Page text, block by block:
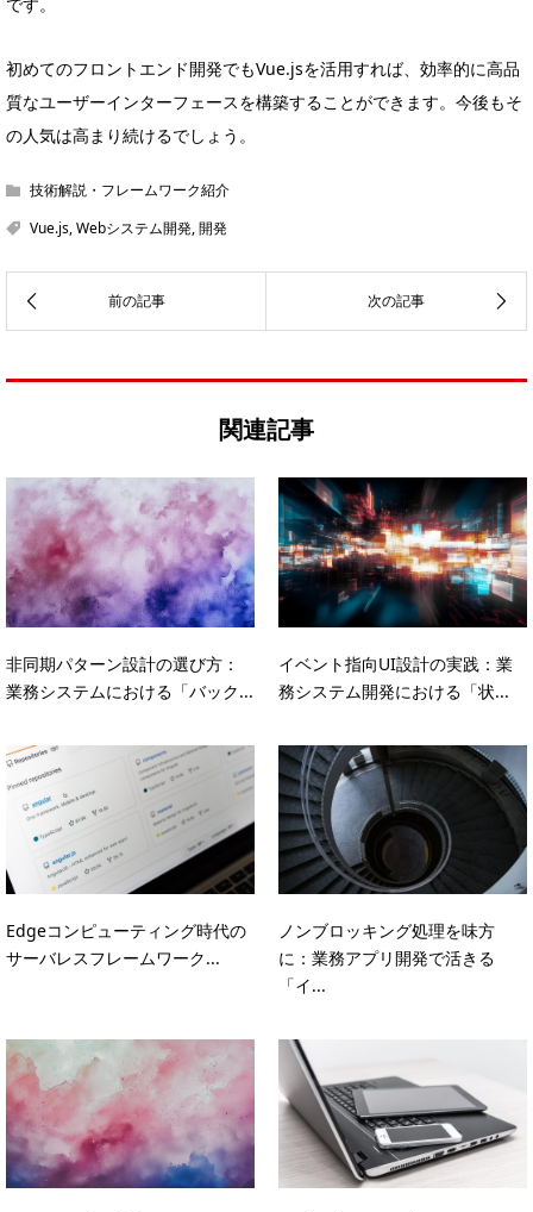
初めてのフロントエンド開発でもVue.jsを活用すれば、効率的に高品
質なユーザーインターフェースを構築することができます。今後もそ
の人気は高まり続けるでしょう。
技術解説・フレームワーク紹介
Vue.js,Webシステム開発,開発
関連記事
非同期パターン設計の選び方：
業務システムにおける「バック...
イベント指向UI設計の実践：業
務システム開発における「状...
Edgeコンピューティング時代の
サーバレスフレームワーク...
ノンブロッキング処理を味方
に：業務アプリ開発で活きる
「イ...